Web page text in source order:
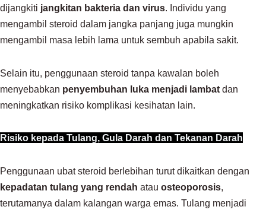
dijangkiti jangkitan bakteria dan virus. Individu yang
mengambil steroid dalam jangka panjang juga mungkin
mengambil masa lebih lama untuk sembuh apabila sakit.
Selain itu, penggunaan steroid tanpa kawalan boleh
menyebabkan penyembuhan luka menjadi lambat dan
meningkatkan risiko komplikasi kesihatan lain.
Risiko kepada Tulang, Gula Darah dan Tekanan Darah
Penggunaan ubat steroid berlebihan turut dikaitkan dengan
kepadatan tulang yang rendah atau osteoporosis,
terutamanya dalam kalangan warga emas. Tulang menjadi